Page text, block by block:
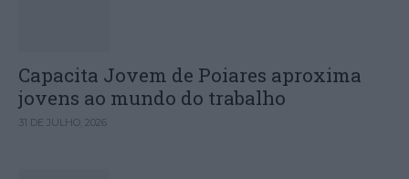
Capacita Jovem de Poiares aproxima
jovens ao mundo do trabalho
31 DE JULHO, 2026